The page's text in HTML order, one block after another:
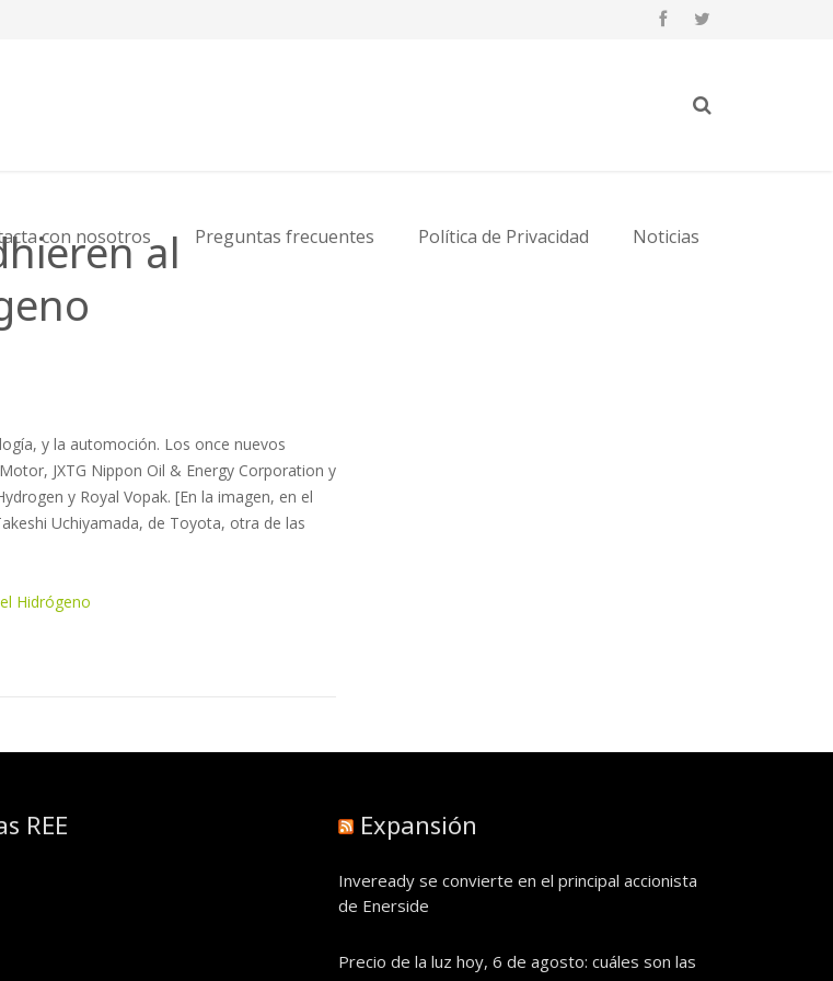
con nosotros Preguntas frecuentes Política de Privacidad Noticias
al
y la automoción. Los once nuevos
JXTG Nippon Oil & Energy Corporation y
y Royal Vopak. [En la imagen, en el
Uchiyamada, de Toyota, otra de las
Hidrógeno
REE Expansión
Inveready se convierte en el principal accionista
de Enerside
Precio de la luz hoy, 6 de agosto: cuáles son las